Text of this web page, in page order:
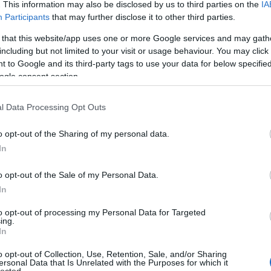
This information may also be disclosed by us to third parties on the
Participants that may further disclose it to other third parties.
that this website/app uses one or more Google services and may
but not limited to your visit or usage behaviour. You may
to Google and its third-party tags to use your data for below
consent section.
Data Processing Opt Outs
opt-out of the Sharing of my personal data.
opt-out of the Sale of my Personal Data.
opt-out of processing my Personal Data for Targeted
opt-out of Collection, Use, Retention, Sale, and/or Sharing
Data that Is Unrelated with the Purposes for which it
mesterséges fénynél (vagy inkább
azaz folyamatosan váltogatniuk kell a
nézési távolság, valamint a sötét-
között. Eközben a látószervüknek nem
hiszen még a
is elsőajtózniuk kell. Ez olyan
vezetni. Megkérdeztem egy
leírtakat.
az elsőajtózást automatikus
Például a jegykezelő
ha a behelyezett jegy már használt
halvány pecsétet, ami teljesen abszurd.
nem vezető, a metróbejáratnál álló
2015
2015
2014
2014
2014